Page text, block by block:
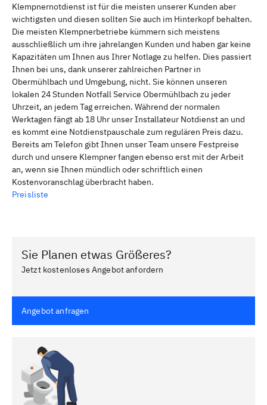
Klempnernotdienst ist für die meisten unserer Kunden aber
wichtigsten und diesen sollten Sie auch im Hinterkopf behalten.
Die meisten Klempnerbetriebe kümmern sich meistens
ausschließlich um ihre jahrelangen Kunden und haben gar keine
Kapazitäten um Ihnen aus Ihrer Notlage zu helfen. Dies passiert
Ihnen bei uns, dank unserer zahlreichen Partner in
Obermühlbach und Umgebung, nicht. Sie können unseren
lokalen 24 Stunden Notfall Service Obermühlbach zu jeder
Uhrzeit, an jedem Tag erreichen. Während der normalen
Werktagen fängt ab 18 Uhr unser Installateur Notdienst an und
es kommt eine Notdienstpauschale zum regulären Preis dazu.
Bereits am Telefon gibt Ihnen unser Team unsere Festpreise
durch und unsere Klempner fangen ebenso erst mit der Arbeit
an, wenn sie Ihnen mündlich oder schriftlich einen
Kostenvoranschlag überbracht haben.
Preisliste
Sie Planen etwas Größeres?
Jetzt kostenloses Angebot anfordern
Angebot anfragen